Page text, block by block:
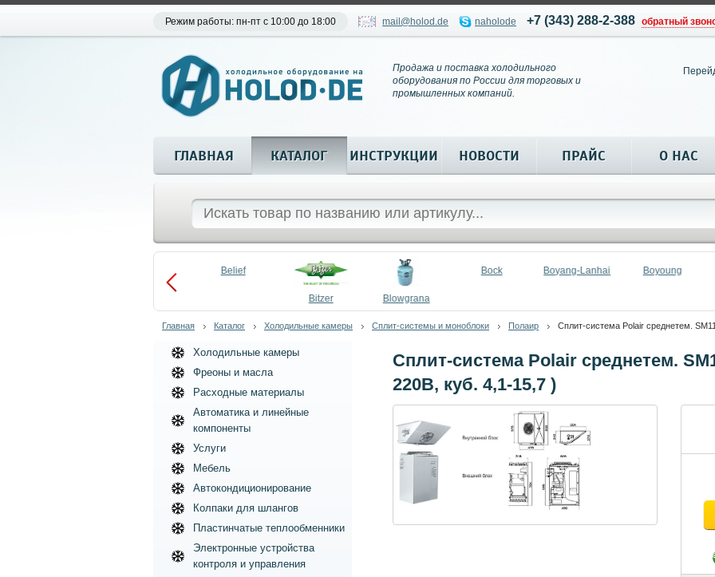
Режим работы: пн-пт с 10:00 до 18:00 mail@holod.de naholode +7 (343) 288-2-388 обратный
Продажа и поставка холодильного
оборудования по России для торговых и
промышленных компаний.
ГЛАВНАЯ КАТАЛОГ ИНСТРУКЦИИ НОВОСТИ ПРАЙС О НАС
Belief
Bitzer Blowgrana
Bock Boyang-Lanhai Boyoung
Главная Каталог Холодильные камеры Сплит-системы и моноблоки Полаир Сплит-система Polair среднетем.
Сплит-система Polair среднетем.
220В, куб. 4,1-15,7 )
Холодильные камеры
Фреоны и масла
Расходные материалы
Автоматика и линейные
компоненты
Услуги
Мебель
Автокондиционирование
Колпаки для шлангов
Пластинчатые теплообменники
Электронные устройства
контроля и управления